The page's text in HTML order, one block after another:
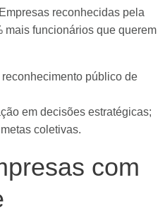
reconhecidas pela
mais funcionários que querem
público de
em decisões estratégicas;
coletivas.
com